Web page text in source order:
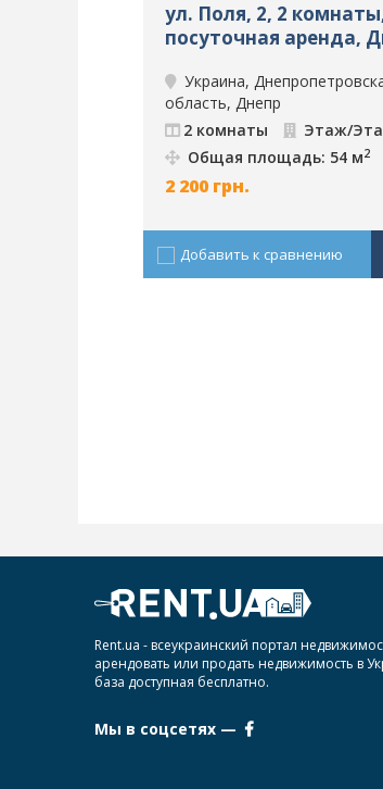
ул. Поля, 2, 2
посуточная аренда,
Украина,
область, Днепр
2 комнаты
Этаж/
Общая площадь: 54 м2
2 200 грн.
Добавить к сравнению
Rent.ua - всеукраинский портал
арендовать или продать недвижимость в
база доступная бесплатно.
Мы в соцсетях —